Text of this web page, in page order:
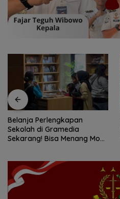
Tim SAR temukan nenek
hilang di hutan Lingga dalam
kondisi selamat